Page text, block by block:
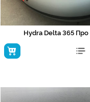
Hydra Delta 365 Про